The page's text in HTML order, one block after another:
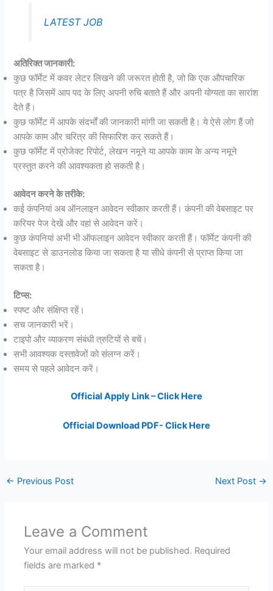
LATEST JOB
अतिरिक्त जानकारी:
कुछ फॉर्मेट में कवर लेटर लिखने की जरूरत होती है, जो कि एक औपचारिक
पत्र है जिसमें आप पद के लिए अपनी रुचि बताते हैं और अपनी योग्यता का सारांश
देते हैं।
कुछ फॉर्मेट में आपके संदर्भों की जानकारी मांगी जा सकती है। ये ऐसे लोग हैं जो
आपके काम और चरित्र की सिफारिश कर सकते हैं।
कुछ फॉर्मेट में प्रोजेक्ट रिपोर्ट, लेखन नमूने या आपके काम के अन्य नमूने
प्रस्तुत करने की आवश्यकता हो सकती है।
आवेदन करने के तरीके:
कई कंपनियां अब ऑनलाइन आवेदन स्वीकार करती हैं। कंपनी की वेबसाइट पर
करियर पेज देखें और वहां से आवेदन करें।
कुछ कंपनियां अभी भी ऑफलाइन आवेदन स्वीकार करती हैं। फॉर्मेट कंपनी की
वेबसाइट से डाउनलोड किया जा सकता है या सीधे कंपनी से प्राप्त किया जा
सकता है।
टिप्स:
स्पष्ट और संक्षिप्त रहें।
सच जानकारी भरें।
टाइपो और व्याकरण संबंधी त्रुटियों से बचें।
सभी आवश्यक दस्तावेजों को संलग्न करें।
समय से पहले आवेदन करें।
Official Apply Link – Click Here
Official Download PDF- Click Here
← Previous Post Next Post →
Leave a Comment
Your email address will not be published. Required
fields are marked *